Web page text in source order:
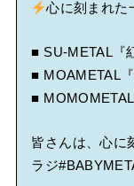
心に刻まれた
■ SU-METAL『
■ MOAMETAL
■ MOMOMETAL
皆さんは、心に
ラジ